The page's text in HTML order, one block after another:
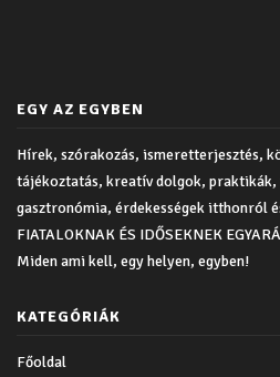
EGY AZ EGYBEN
Hírek, szórakozás, ismeretterjesztés,
tájékoztatás, kreatív dolgok, praktikák,
gasztronómia, érdekességek itthonról
FIATALOKNAK ÉS IDŐSEKNEK
Miden ami kell, egy helyen, egyben!
KATEGÓRIÁK
Főoldal